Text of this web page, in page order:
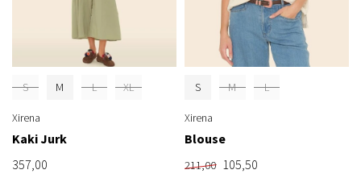
S M L XL
Xirena
Kaki Jurk
357,00
S M L
Xirena
Blouse
211,00 105,50